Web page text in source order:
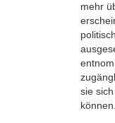
mehr
sie
können.